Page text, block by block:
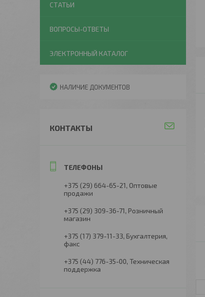
СТАТЬИ
ВОПРОСЫ-ОТВЕТЫ
ЭЛЕКТРОННЫЙ КАТАЛОГ
НАЛИЧИЕ ДОКУМЕНТОВ
КОНТАКТЫ
+375 (29) 664-65-21 Оптовые
продажи
+375 (29) 309-36-71 Розничный
магазин
+375 (17) 379-11-33 Бухгалтерия,
факс
+375 (44) 776-35-00 Техническая
поддержка